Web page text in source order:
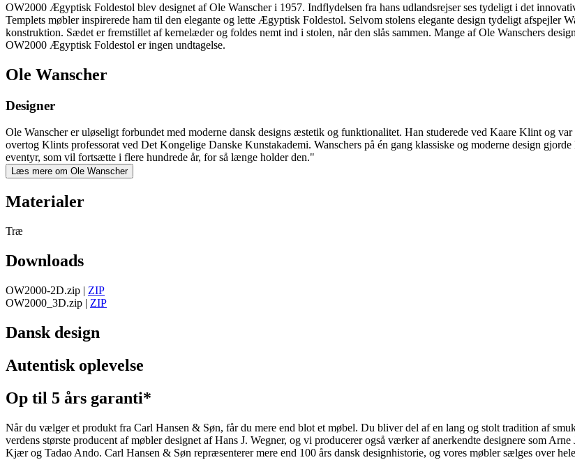
OW2000 Ægyptisk Foldestol blev designet af Ole Wanscher i 1957. Indflydelsen fra hans udlandsrejser ses tydeligt i det
Templets møbler inspirerede ham til den elegante og lette Ægyptisk Foldestol. Selvom stolens elegante design tydeligt afspejler
konstruktion. Sædet er fremstillet af kernelæder og foldes nemt ind i stolen, når den slås sammen. Mange af Ole Wanschers
OW2000 Ægyptisk Foldestol er ingen undtagelse.
Ole Wanscher
Designer
Ole Wanscher er uløseligt forbundet med moderne dansk designs æstetik og funktionalitet. Han studerede ved Kaare Klint og
overtog Klints professorat ved Det Kongelige Danske Kunstakademi. Wanschers på én gang klassiske og moderne design
eventyr, som vil fortsætte i flere hundrede år, for så længe holder den."
Læs mere om Ole Wanscher
Materialer
Træ
Downloads
OW2000-2D.zip | ZIP
OW2000_3D.zip | ZIP
Dansk design
Autentisk oplevelse
Op til 5 års garanti*
Når du vælger et produkt fra Carl Hansen & Søn, får du mere end blot et møbel. Du bliver del af en lang og stolt tradition af
verdens største producent af møbler designet af Hans J. Wegner, og vi producerer også værker af anerkendte designere som
Kjær og Tadao Ando. Carl Hansen & Søn repræsenterer mere end 100 års dansk designhistorie, og vores møbler sælges over